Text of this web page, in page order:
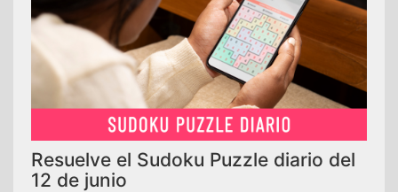
Resuelve el Sudoku Puzzle diario del
12 de junio